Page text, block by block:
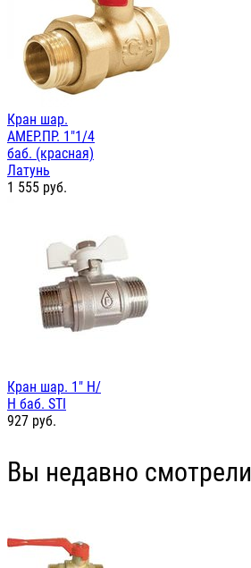
Кран шар.
АМЕР.ПР. 1"1/4
баб. (красная)
Латунь
1 555 руб.
Кран шар. 1" Н/
Н баб. STI
927 руб.
Вы недавно смотрели